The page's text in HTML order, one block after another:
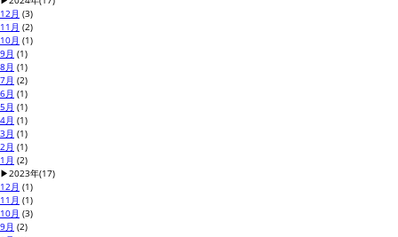
12月 (3)
11月 (2)
10月 (1)
9月 (1)
8月 (1)
7月 (2)
6月 (1)
5月 (1)
4月 (1)
3月 (1)
2月 (1)
1月 (2)
▶2023年(17)
12月 (1)
11月 (1)
10月 (3)
9月 (2)